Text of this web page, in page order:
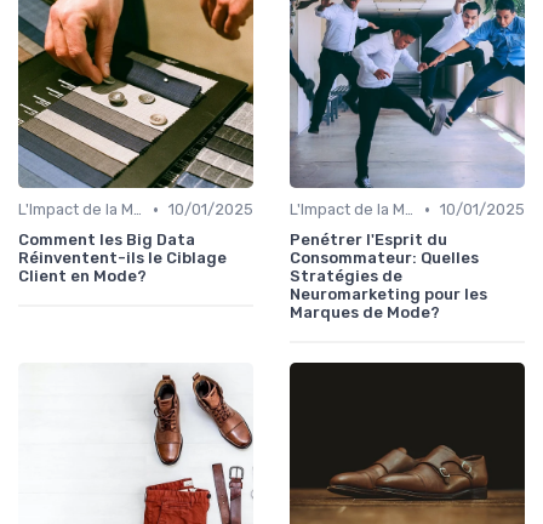
L'Impact de la Mode sur la Société • 10/01/2025
Comment les Big Data
Réinventent-ils le Ciblage
Client en Mode?
L'Impact de la Mode sur la Société • 10/01/2025
Penétrer l'Esprit du
Consommateur: Quelles
Stratégies de
Neuromarketing pour les
Marques de Mode?